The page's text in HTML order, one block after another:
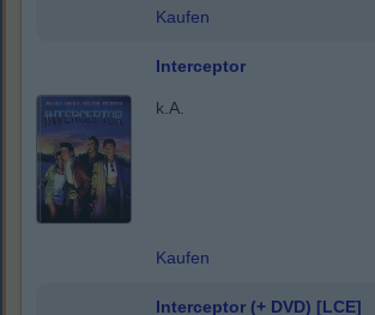
Kaufen
Interceptor
k.A.
Kaufen
Interceptor (+ DVD) [LCE]